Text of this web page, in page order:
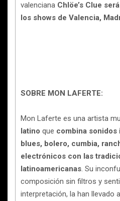
valenciana Chlöe’s Clue
los shows de Valencia,
SOBRE MON LAFERTE:
Mon Laferte es una artista
latino que combina sonidos
blues, bolero, cumbia,
electrónicos con las
latinoamericanas. Su
composición sin filtros y
interpretación, la han llevado